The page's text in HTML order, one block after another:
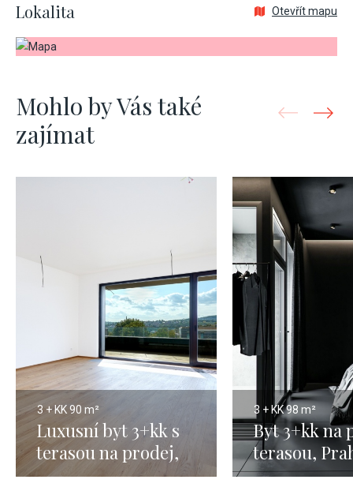
Lokalita Otevřít mapu
Mohlo by Vás také
zajímat
3 + KK90 m²
Luxusní byt 3+kk s
terasou na prodej,
Praha 5 - 90m
3 + KK98 m²
Byt 3+kk na
terasou,
98m